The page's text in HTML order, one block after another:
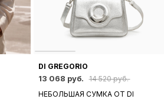
DI GREGORIO
13 068 руб.
14 520 руб.
НЕБОЛЬШАЯ СУМКА ОТ DI